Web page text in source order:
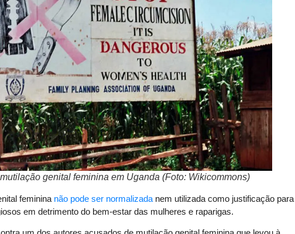
genital feminina em Uganda (Foto: Wikicommons)
feminina não pode ser normalizada nem utilizada como justificação para
em detrimento do bem-estar das mulheres e raparigas.